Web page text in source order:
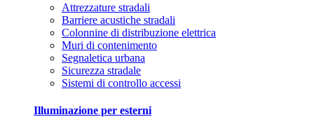
Attrezzature stradali
Barriere acustiche stradali
Colonnine di distribuzione elettrica
Muri di contenimento
Segnaletica urbana
Sicurezza stradale
Sistemi di controllo accessi
Illuminazione per esterni